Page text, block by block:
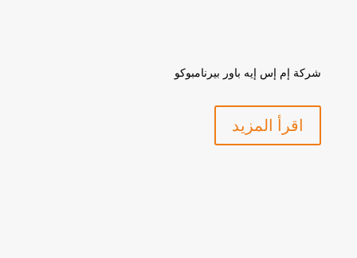
شركة إم إس إيه باور بيرنامبوكو
اقرأ المزيد